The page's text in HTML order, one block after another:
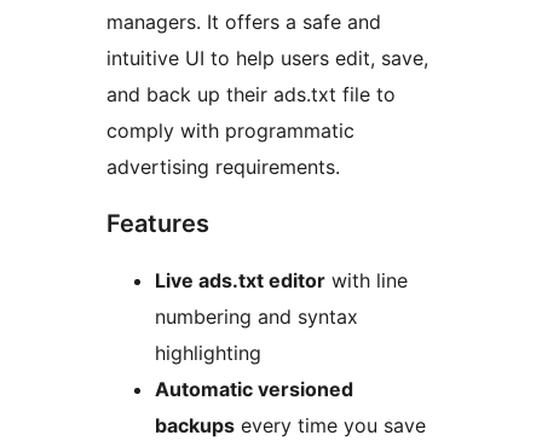
managers. It offers a safe and
intuitive UI to help users edit, save,
and back up their ads.txt file to
comply with programmatic
advertising requirements.
Features
Live ads.txt editor with line
numbering and syntax
highlighting
Automatic versioned
backups every time you save